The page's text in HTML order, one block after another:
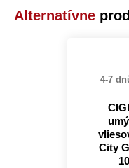
Alternatívne
4-7
City